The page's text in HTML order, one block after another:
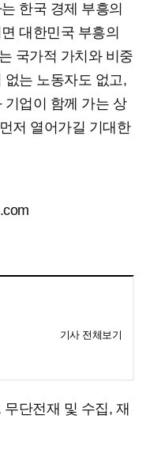
한국 경제 부흥의
대한민국 부흥의
국가적 가치와 비중
없는 노동자도 없고,
기업이 함께 가는 상
저 열어가길 기대한
기사 전체보기
단전재 및 수집, 재